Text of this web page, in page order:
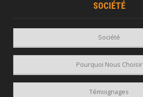
SOCIÉTÉ
Société
Pourquoi Nous Choisir
Témoignages